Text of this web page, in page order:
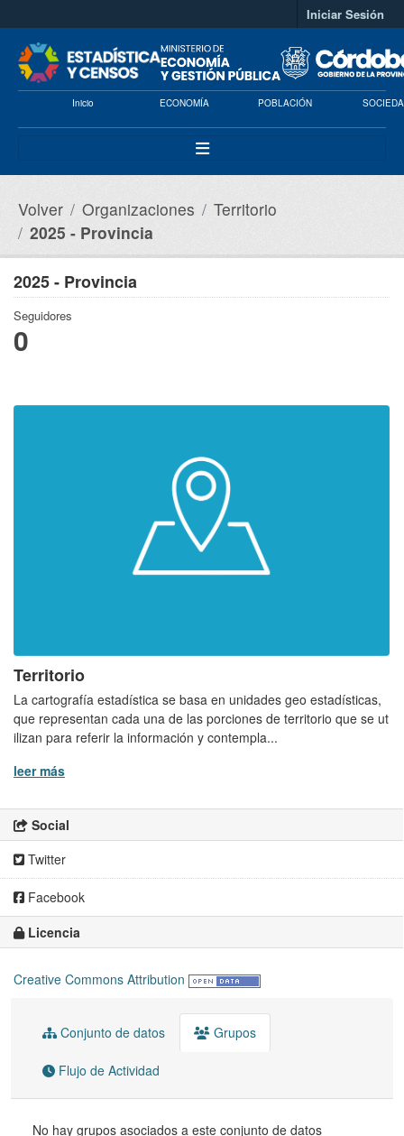
Iniciar Sesión
Inicio ECONOMÍA POBLACIÓN
Volver Organizaciones
Territorio
2025 - Provincia
2025 - Provincia
Seguidores
0
Territorio
La cartografía estadística se basa en unidades geo estadísticas,
que representan cada una de las porciones de territorio que se ut
ilizan para referir la información y contempla...
leer más
Social
Twitter
Facebook
Licencia
Creative Commons Attribution
Conjunto de datos Grupos
Flujo de Actividad
No hay grupos asociados a este conjunto de datos